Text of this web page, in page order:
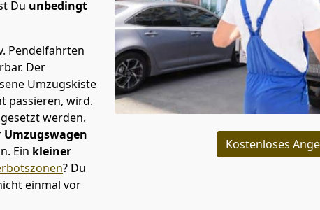
Du unbedingt
Pendelfahrten
Der
Umzugskiste
passieren, wird.
werden.
Umzugswagen
Ein kleiner
? Du
einmal vor
Kostenloses